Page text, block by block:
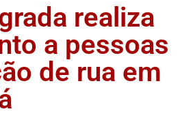
realiza
a pessoas
de rua em